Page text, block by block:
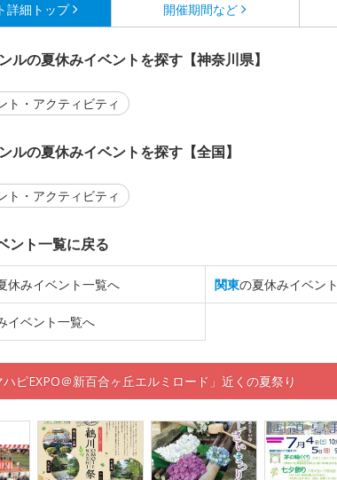
詳細 トップ 開催期間など
ルの夏休みイベントを探す【神奈川県】
ト・アクティビティ
ルの夏休みイベントを探す【全国】
ト・アクティビティ
ント一覧に戻る
休みイベント一覧へ 関東の夏休みイベン
イベント一覧へ
ハピEXPO＠新百合ヶ丘エルミロード」近くの夏祭り